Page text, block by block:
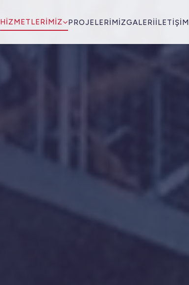
HIZMETLERIMIZ PROJELERIMIZGALERIİLETIŞIM